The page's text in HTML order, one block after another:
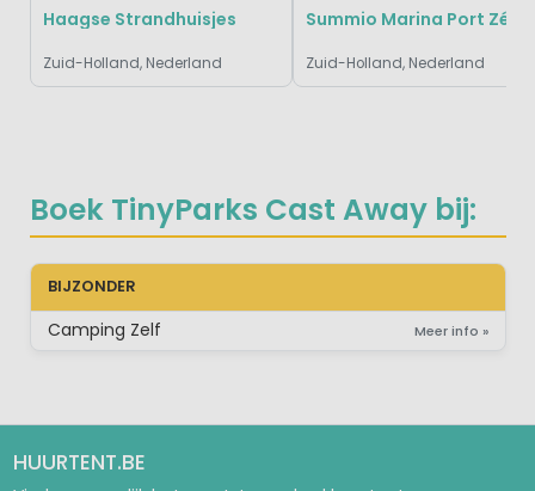
Boek TinyParks Cast Away bij:
BIJZONDER
Camping Zelf Meer info »
Haagse Strandhuisjes
Zuid-Holland, Nederland Zuid-Holland, Nederland
HUURTENT.BE